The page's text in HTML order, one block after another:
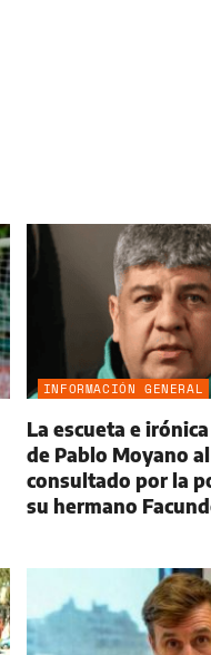
INFORMACIÓN GENERAL
La escueta e
de Pablo Moyano
consultado por la
su hermano